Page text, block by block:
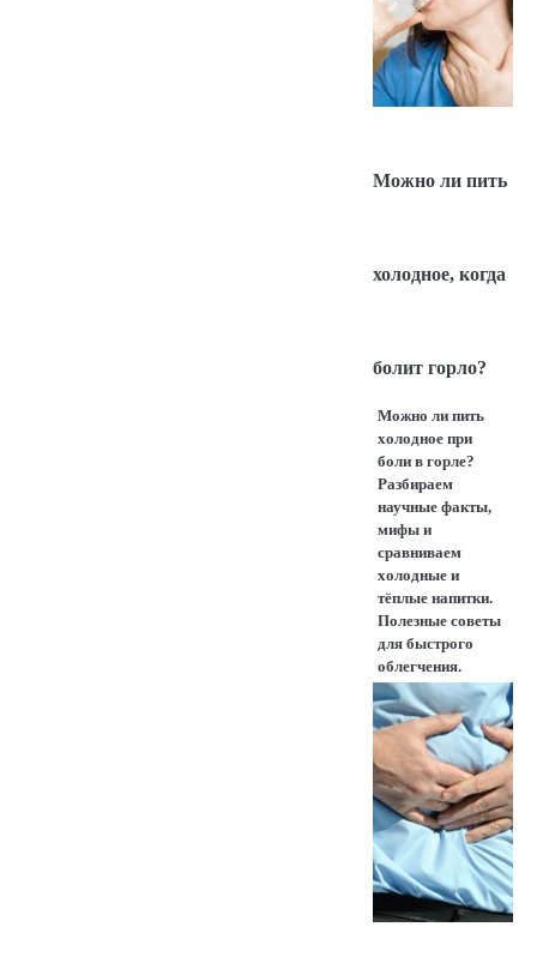
Можно ли пить
холодное, когда
болит горло?
Можно ли пить
холодное при
боли в горле?
Разбираем
научные факты,
мифы и
сравниваем
холодные и
тёплые напитки.
Полезные советы
для быстрого
облегчения.